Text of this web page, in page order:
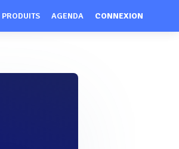
PRODUITS AGENDA CONNEXION